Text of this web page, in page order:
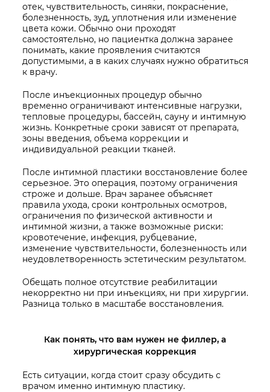
отек, чувствительность, синяки, покраснение,
болезненность, зуд, уплотнения или изменение
цвета кожи. Обычно они проходят
самостоятельно, но пациентка должна заранее
понимать, какие проявления считаются
допустимыми, а в каких случаях нужно обратиться
к врачу.
После инъекционных процедур обычно
временно ограничивают интенсивные нагрузки,
тепловые процедуры, бассейн, сауну и интимную
жизнь. Конкретные сроки зависят от препарата,
зоны введения, объема коррекции и
индивидуальной реакции тканей.
После интимной пластики восстановление более
серьезное. Это операция, поэтому ограничения
строже и дольше. Врач заранее объясняет
правила ухода, сроки контрольных осмотров,
ограничения по физической активности и
интимной жизни, а также возможные риски:
кровотечение, инфекция, рубцевание,
изменение чувствительности, болезненность или
неудовлетворенность эстетическим результатом.
Обещать полное отсутствие реабилитации
некорректно ни при инъекциях, ни при хирургии.
Разница только в масштабе восстановления.
Как понять, что вам нужен не филлер, а
хирургическая коррекция
Есть ситуации, когда стоит сразу обсудить с
врачом именно интимную пластику.